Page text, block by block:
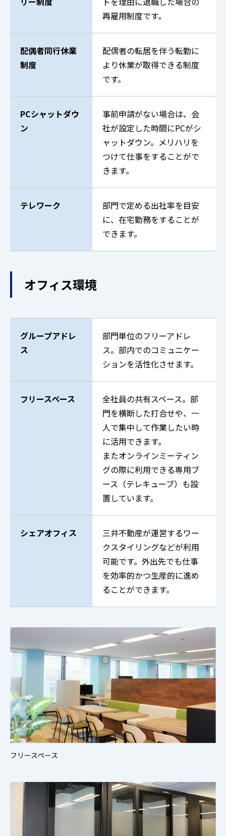
再雇用制度です。
配偶者同行休業
制度
配偶者の転居を伴う転勤に
より休業が取得できる制度
です。
PCシャットダウ
ン
事前申請がない場合は、会
社が設定した時間にPCがシ
ャットダウン。メリハリを
つけて仕事をすることがで
きます。
テレワーク
部門で定める出社率を目安
に、在宅勤務をすることが
できます。
オフィス環境
グループアドレ
ス
部門単位のフリーアドレ
ス。部内でのコミュニケー
ションを活性化させます。
フリースペース
全社員の共有スペース。部
門を横断した打合せや、一
人で集中して作業したい時
に活用できます。
またオンラインミーティン
グの際に利用できる専用ブ
ース（テレキューブ）も設
置しています。
シェアオフィス
三井不動産が運営するワー
クスタイリングなどが利用
可能です。外出先でも仕事
を効率的かつ生産的に進め
ることができます。
フリースペース